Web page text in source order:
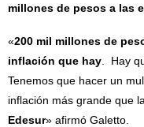
millones de pesos a las
«200 mil millones de
inflación que hay . Hay
Tenemos que hacer un
inflación más grande que
Edesur» afirmó Galetto.